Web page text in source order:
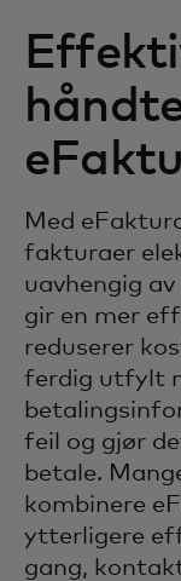
Med
fakturaer
uavhengig
gir en mer
reduserer
ferdig utfylt
feil og gjør
betale.
kombinere
ytterligere
gang,